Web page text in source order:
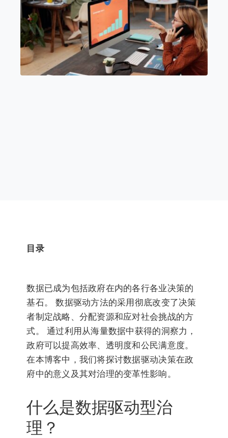
目录
数据已成为包括政府在内的各行各业决策的
基石。 数据驱动方法的采用彻底改变了决策
者制定战略、分配资源和应对社会挑战的方
式。 通过利用从海量数据中获得的洞察力，
政府可以提高效率、透明度和公民满意度。
在本博客中，我们将探讨数据驱动决策在政
府中的意义及其对治理的变革性影响。
什么是数据驱动型治
理？